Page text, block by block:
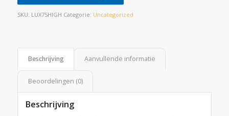
SKU: LUX75HIGH Categorie: Uncategorized
Beschrijving Aanvullende informatie
Beoordelingen (0)
Beschrijving